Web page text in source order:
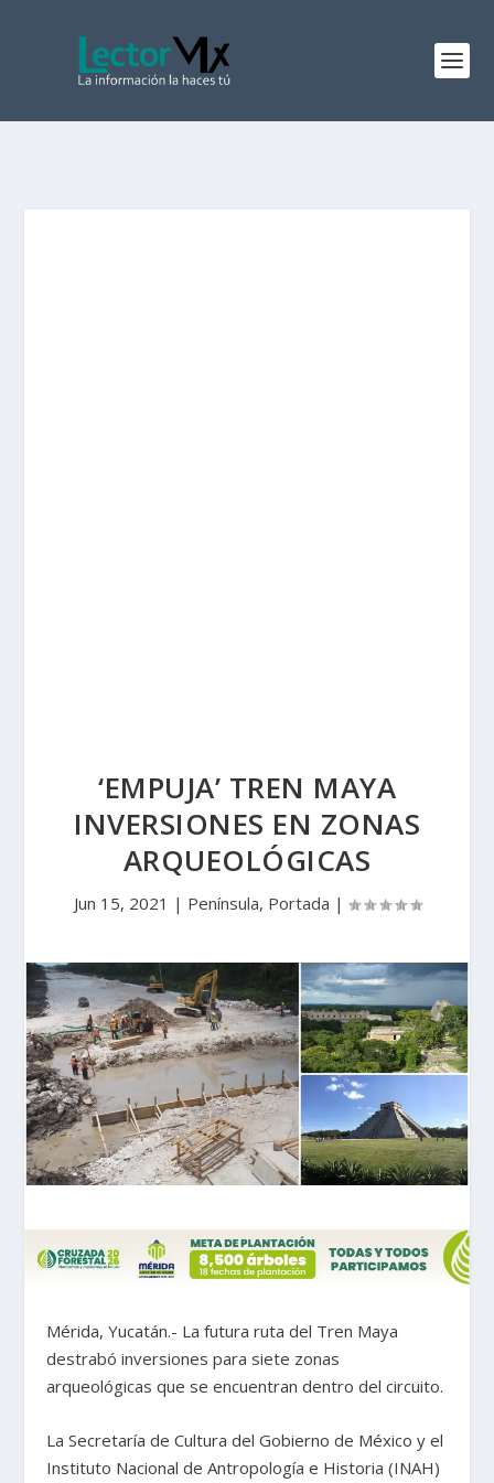
‘EMPUJA’ TREN MAYA
INVERSIONES EN ZONAS
ARQUEOLÓGICAS
Jun 15, 2021 | Península, Portada |
Mérida, Yucatán.- La futura ruta del Tren Maya
destrabó inversiones para siete zonas
arqueológicas que se encuentran dentro del circuito.
La Secretaría de Cultura del Gobierno de México y el
Instituto Nacional de Antropología e Historia (INAH)